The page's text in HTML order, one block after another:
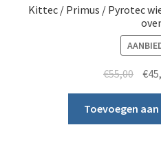
Kittec / Primus / Pyrotec
€55,00 €
Toevoegen